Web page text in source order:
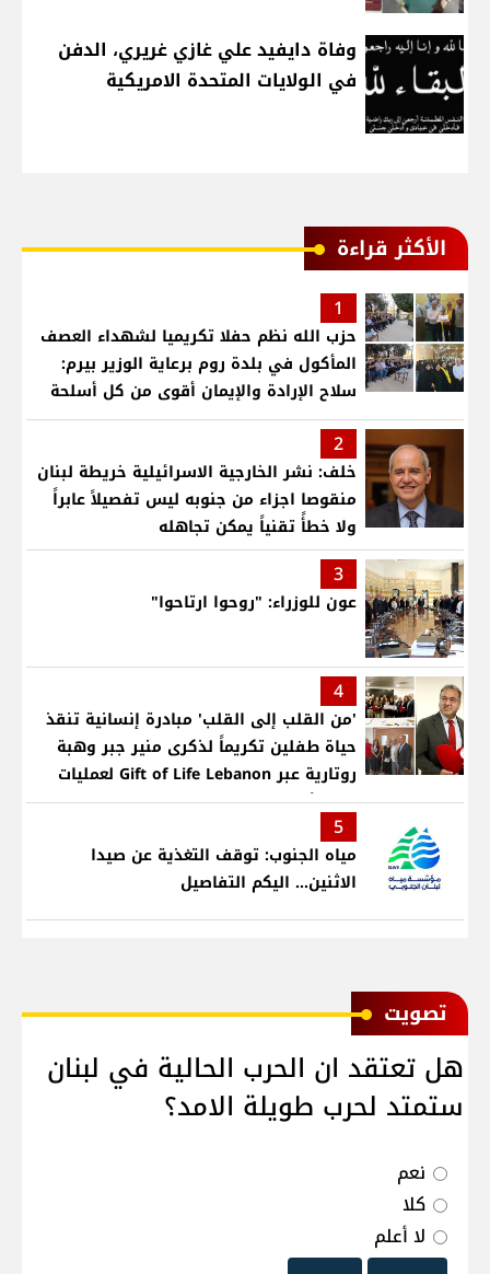
وفاة دايفيد علي غازي غريري، الدفن
في الولايات المتحدة الامريكية
الأكثر قراءة
1
حزب الله نظم حفلا تكريميا لشهداء العصف
المأكول في بلدة روم برعاية الوزير بيرم:
سلاح الإرادة والإيمان أقوى من كل أسلحة
العالم .. ونريد الدولة التي تجمع اللبنانيين
2
خلف: نشر الخارجية الاسرائيلية خريطة لبنان
منقوصا اجزاء من جنوبه ليس تفصيلاً عابراً
ولا خطأً تقنياً يمكن تجاهله
3
عون للوزراء: "روحوا ارتاحوا"
4
'من القلب إلى القلب' مبادرة إنسانية تنقذ
حياة طفلين تكريماً لذكرى منير جبر وهبة
روتارية عبر Gift of Life Lebanon لعمليات
قلب لأطفال في مستشفى حمود الجامعي
5
مياه الجنوب: توقف التغذية عن صيدا
الاثنين... اليكم التفاصيل
ﺗﺼﻮﻳﺖ
هل تعتقد ان الحرب الحالية في لبنان
ستمتد لحرب طويلة الامد؟
نعم
كلا
لا أعلم